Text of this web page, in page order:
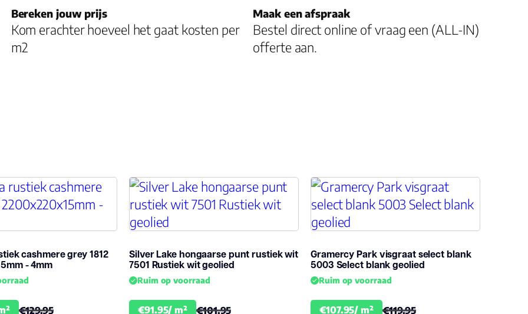
Bereken jouw prijs
Kom erachter hoeveel het gaat kosten per
m2
Maak een afspraak
Bestel direct online of vraag een (ALL-IN)
offerte aan.
cashmere grey 1812
- 4mm
€129.95
Silver Lake hongaarse punt rustiek wit
7501 Rustiek wit geolied
Ruim op voorraad
€91.95/ m² €101.95
Gramercy Park visgraat select blank
5003 Select blank geolied
Ruim op voorraad
€107.95/ m² €119.95